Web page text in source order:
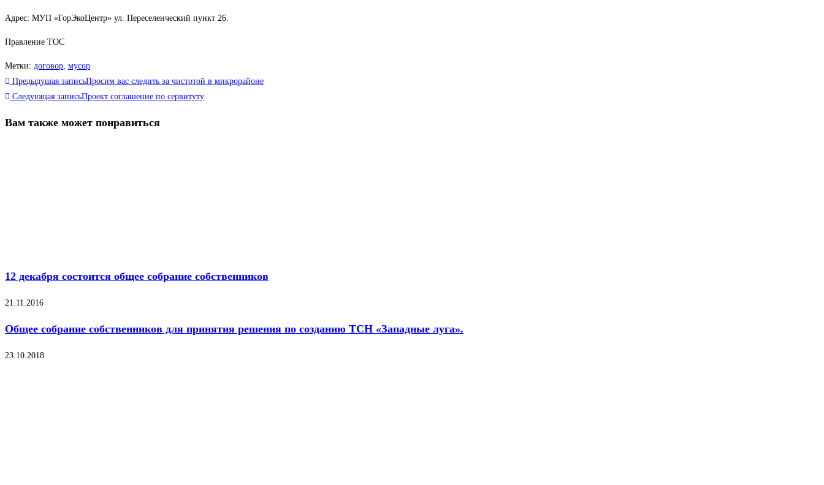
Адрес: МУП «ГорЭкоЦентр» ул. Переселенческий пункт 26.
Правление ТОС
Метки: договор, мусор
Еще
статьи
Предыдущая записьПросим вас следить за чистотой в микрорайоне
Следующая записьПроект соглашение по сервитуту
Вам также может понравиться
12 декабря состоится общее собрание собственников
21.11.2016
Общее собрание собственников для принятия решения по созданию ТСН «Западные луга».
23.10.2018